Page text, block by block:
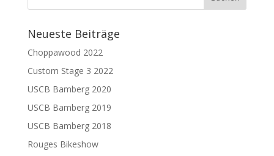
Neueste Beiträge
Choppawood 2022
Custom Stage 3 2022
USCB Bamberg 2020
USCB Bamberg 2019
USCB Bamberg 2018
Rouges Bikeshow